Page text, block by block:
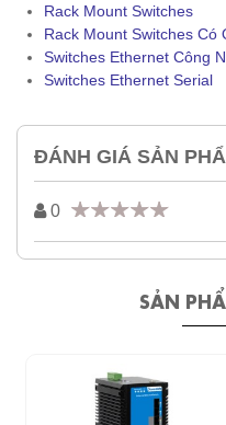
Rack Mount Switches
Rack Mount Switches Có
Switches Ethernet Công
Switches Ethernet Serial
ĐÁNH GIÁ SẢN
0
SẢN